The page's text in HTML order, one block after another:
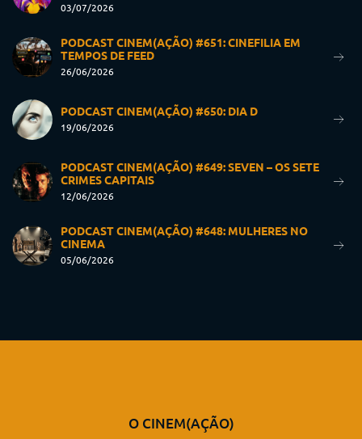
03/07/2026
PODCAST CINEM(AÇÃO) #651: CINEFILIA EM
TEMPOS DE FEED
26/06/2026
PODCAST CINEM(AÇÃO) #650: DIA D
19/06/2026
PODCAST CINEM(AÇÃO) #649: SEVEN – OS SETE
CRIMES CAPITAIS
12/06/2026
PODCAST CINEM(AÇÃO) #648: MULHERES NO
CINEMA
05/06/2026
O CINEM(AÇÃO)